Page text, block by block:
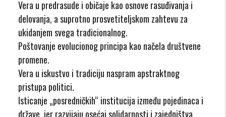
Vera u predrasude i običaje kao osnove rasuđivanja i
delovanja, a suprotno prosvetiteljskom zahtevu za
ukidanjem svega tradicionalnog.
Poštovanje evolucionog principa kao načela društvene
promene.
Vera u iskustvo i tradiciju naspram apstraktnog
pristupa politici.
Isticanje „posredničkih“ institucija između pojedinaca i
države, jer razvijaju osećaj solidarnosti i zajedništva,